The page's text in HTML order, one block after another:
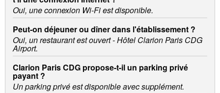
Oui, une connexion Wi-Fi est disponible.
Peut-on déjeuner ou dîner dans l'établissement ?
Oui, un restaurant est ouvert - Hôtel Clarion Paris CDG
Airport.
Clarion Paris CDG propose-t-il un parking privé
payant ?
Un parking privé est disponible avec supplément.